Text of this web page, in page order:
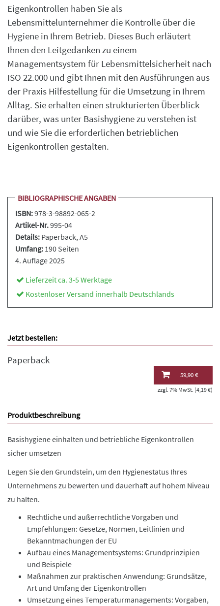
Eigenkontrollen haben Sie als
Lebensmittelunternehmer die Kontrolle über die
Hygiene in Ihrem Betrieb. Dieses Buch erläutert
Ihnen den Leitgedanken zu einem
Managementsystem für Lebensmittelsicherheit nach
ISO 22.000 und gibt Ihnen mit den Ausführungen aus
der Praxis Hilfestellung für die Umsetzung in Ihrem
Alltag. Sie erhalten einen strukturierten Überblick
darüber, was unter Basishygiene zu verstehen ist
und wie Sie die erforderlichen betrieblichen
Eigenkontrollen gestalten.
BIBLIOGRAPHISCHE ANGABEN
ISBN:978-3-98892-065-2
Artikel-Nr.995-04
Details: Paperback, A5
Umfang: 190 Seiten
4. Auflage 2025
Lieferzeit ca. 3-5 Werktage
Kostenloser Versand innerhalb Deutschlands
Jetzt bestellen:
Paperback
59,90 €
zzgl. 7% MwSt. (4,19 €)
Produktbeschreibung
Basishygiene einhalten und betriebliche Eigenkontrollen
sicher umsetzen
Legen Sie den Grundstein, um den Hygienestatus Ihres
Unternehmens zu bewerten und dauerhaft auf hohem Niveau
zu halten.
Rechtliche und außerrechtliche Vorgaben und
Empfehlungen: Gesetze, Normen, Leitlinien und
Bekanntmachungen der EU
Aufbau eines Managementsystems: Grundprinzipien
und Beispiele
Maßnahmen zur praktischen Anwendung: Grundsätze,
Art und Umfang der Eigenkontrollen
Umsetzung eines Temperaturmanagements: Vorgaben,